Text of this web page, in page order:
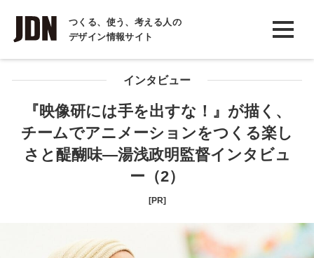
つくる、使う、考える人の
デザイン情報サイト
INTERVIEW
インタビュー
REPORT
COLUMN
コラム
インタビュー
『映像研には手を出すな！』が描く、
チームでアニメーションをつくる楽し
さと醍醐味―湯浅政明監督インタビュ
ー（2）
[PR]